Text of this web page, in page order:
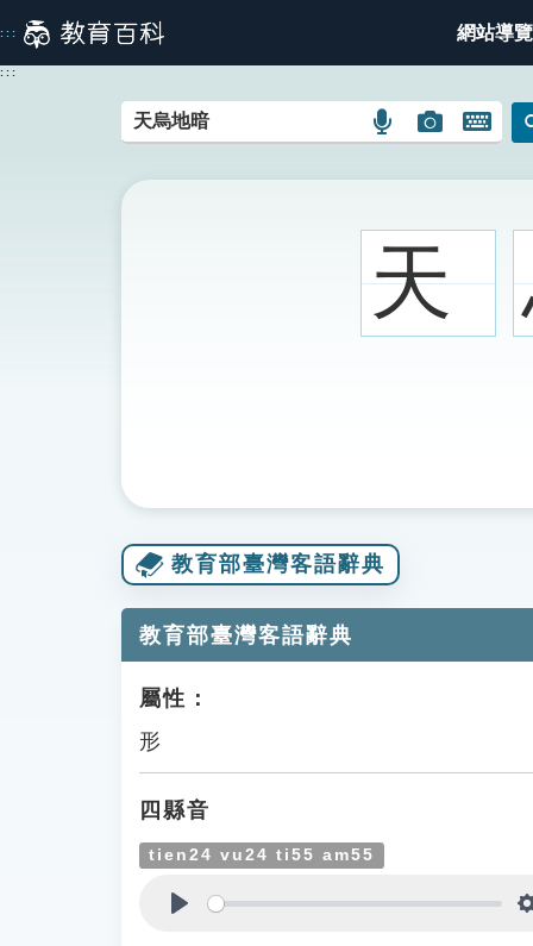
到
主
::: 網站導覽
:::
語
搜
圖
圖
搜
圖
開
鍵
圖
天
教育部臺灣客語辭典
教育部臺灣客語辭典
屬性：
形
四縣音
tien24 vu24 ti55 am55